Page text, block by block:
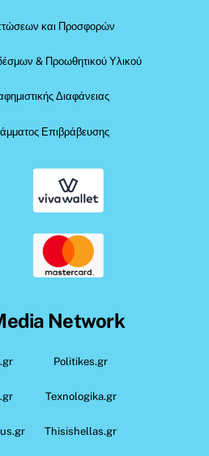
και Προσφορών
& Προωθητικού Υλικού
Διαφάνειας
Επιβράβευσης
Network
Politikes.gr
Texnologika.gr
Thisishellas.gr